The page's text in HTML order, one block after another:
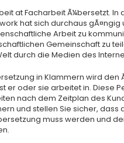
at Facharbeit Ã¼bersetzt.
hat sich durchaus gÃ¤ngig
Arbeit zu
Gemeinschaft zu
durch die Medien des
in Klammern wird
er oder sie arbeitet in. Diese
nach dem Zeitplan des
und stellen Sie sicher, dass
muss werden und